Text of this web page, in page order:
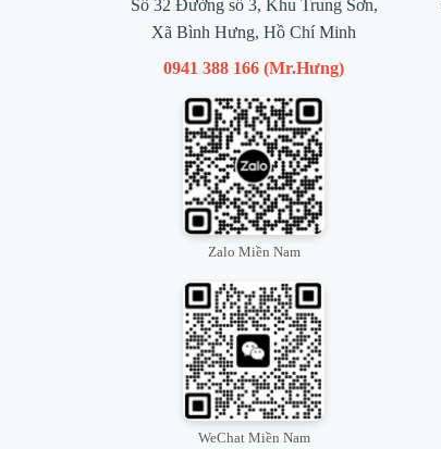
Số 32 Đường số 3, Khu Trung Sơn,
Xã Bình Hưng, Hồ Chí Minh
0941 388 166 (Mr.Hưng)
Zalo Miền Nam
WeChat Miền Nam